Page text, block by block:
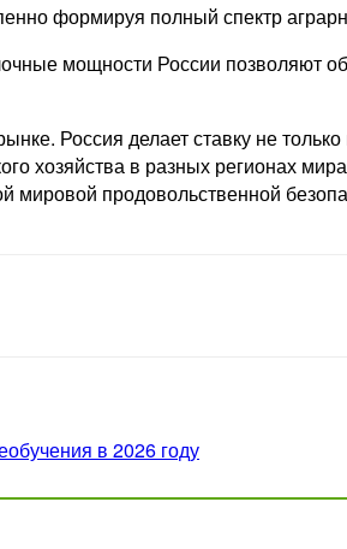
формируя полный спектр
мощности России позволяют
Россия делает ставку не
хозяйства в разных регионах
мировой продовольственной
в 2026 году